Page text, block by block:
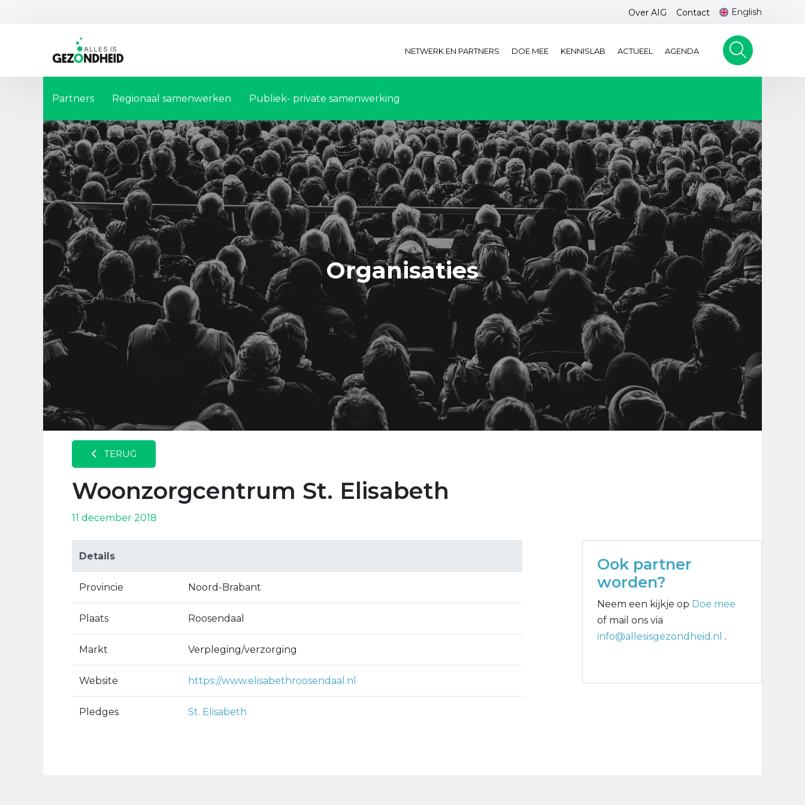
Over AIG Contact English
NETWERK EN PARTNERS DOE MEE KENNISLAB ACTUEEL AGENDA
Partners Regionaal samenwerken Publiek- private samenwerking
Organisaties
TERUG
Woonzorgcentrum St. Elisabeth
11 december 2018
Details
Provincie Noord-Brabant
Plaats Roosendaal
Markt Verpleging/verzorging
Website https://www.elisabethroosendaal.nl
Pledges St. Elisabeth
Ook partner
worden?
Neem een kijkje op Doe mee
of mail ons via
info@allesisgezondheid.nl .